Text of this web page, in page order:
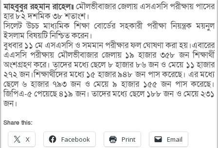
মাহবুবুর রহমান রাহেল॥মৌলভীবাজার জেলায় এসএসসি পরীক্ষায় পাসের
হার ৮২ দশমিক ৩৮ শতাংশ।
সিলেট উচচ মাধ্যমিক শিক্ষা বোর্ডের সহকারী পরীক্ষা নিয়ন্ত্রক ময়নুল
ইসলাম বিষয়টি নিশ্চিত করেন।
বুধবার ১১ মে এসএসসি ও সমমান পরীক্ষার ফল ঘোষণা করা হয়।এবারের
এএসসি পরীক্ষায় মৌলভীবাজার জেলায় ১৯ হাজার ৩৫৮ জন শিক্ষার্থী
অংশগ্রহণ করে। তাদের মধ্যে ছেলে ৮ হাজার ৮৬ জন ও মেয়ে ১১ হাজার
২৭২ জন।শিক্ষার্থীদের মধ্যে ১৫ হাজার ৯৪৮ জন পাস করেছে। এর মধ্যে
ছেলে ৬ হাজার ৭৯৩ জন ও মেয়ে ৯ হাজার ১৫৫ জন পাস করেছে।
জিপিএ-৫ পেয়েছে ৪১৯ জন। তাদের মধ্যে ছেলে ১৮৮ জন ও মেয়ে ২৩১
জন।
Share this:
X Facebook Print Email